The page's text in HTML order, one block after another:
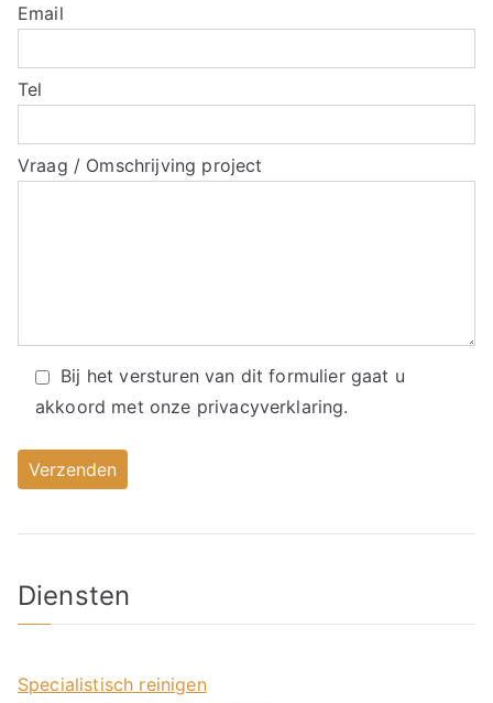
Email
Tel
Vraag / Omschrijving project
Bij het versturen van dit formulier gaat u
akkoord met onze privacyverklaring.
Diensten
Specialistisch reinigen